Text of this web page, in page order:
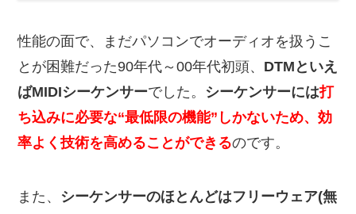
性能の面で、まだパソコンでオーディオを扱うこ
とが困難だった90年代～00年代初頭、 DTMといえ
ばMIDIシーケンサーでした。 シーケンサーには打
ち込みに必要な“最低限の機能”しかないため、効
率よく技術を高めることができるのです。
また、 シーケンサーのほとんどはフリーウェア(無